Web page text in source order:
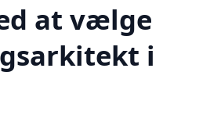
at vælge
i